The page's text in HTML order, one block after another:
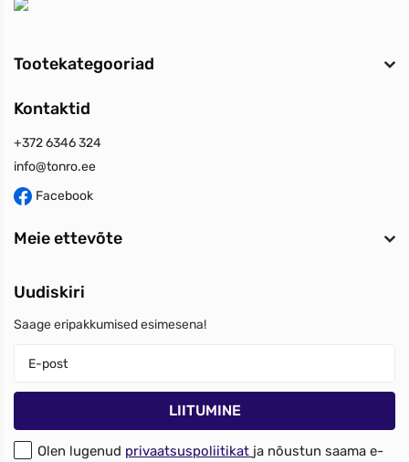
Tootekategooriad
Kontaktid
+372 6346 324
info@tonro.ee
Facebook
Meie ettevõte
Uudiskiri
Saage eripakkumised esimesena!
Olen lugenud privaatsuspoliitikat ja nõustun saama e-